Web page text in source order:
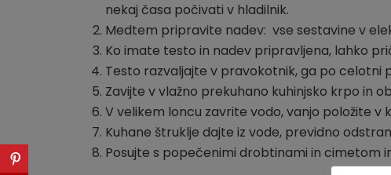
nekaj časa počivati v hladilnik.
Medtem pripravite nadev: vse sestavine v
Ko imate testo in nadev pripravljena, lahko
Testo razvaljajte v pravokotnik, ga po celotni
Zavijte v vlažno prekuhano kuhinjsko krpo in
V velikem loncu zavrite vodo, vanjo položite
Kuhane štruklje dajte iz vode, previdno
Posujte s popečenimi drobtinami in cimetom